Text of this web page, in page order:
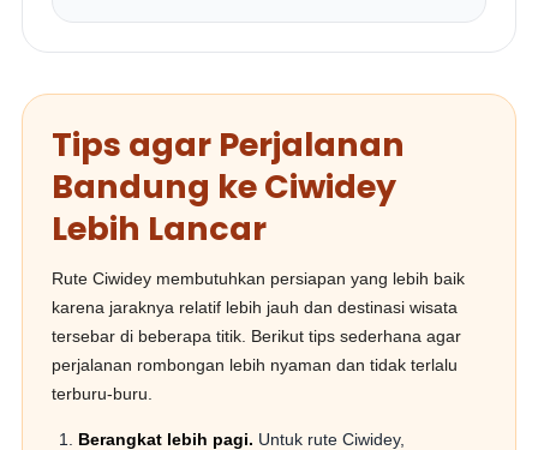
Tips agar Perjalanan
Bandung ke Ciwidey
Lebih Lancar
Rute Ciwidey membutuhkan persiapan yang lebih baik
karena jaraknya relatif lebih jauh dan destinasi wisata
tersebar di beberapa titik. Berikut tips sederhana agar
perjalanan rombongan lebih nyaman dan tidak terlalu
terburu-buru.
Berangkat lebih pagi. Untuk rute Ciwidey,